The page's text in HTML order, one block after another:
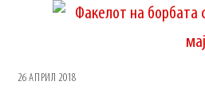
26 АПРИЛ 2018